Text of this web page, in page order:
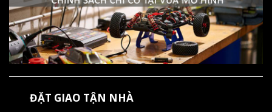
ĐẶT GIAO TẬN NHÀ